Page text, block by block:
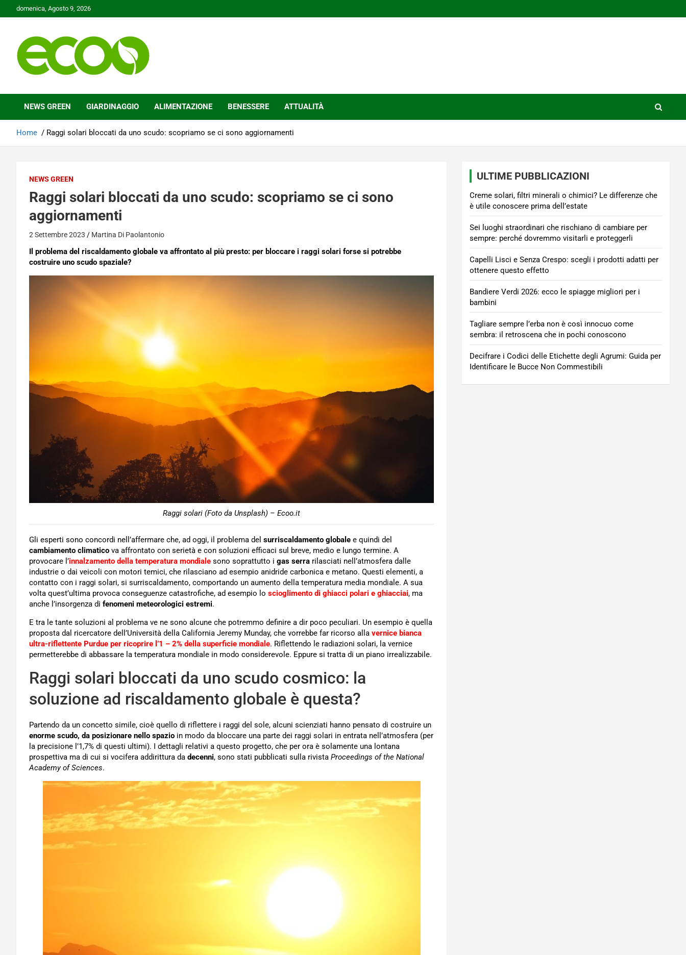
to
domenica, Agosto 9, 2026
Ecoo.it
NEWS GREEN GIARDINAGGIO ALIMENTAZIONE BENESSERE ATTUALITÀ
Home Raggi solari bloccati da uno scudo: scopriamo se ci sono aggiornamenti
NEWS GREEN
Raggi solari bloccati da uno scudo: scopriamo se ci sono
aggiornamenti
2 Settembre 2023 Martina Di Paolantonio
Il problema del riscaldamento globale va affrontato al più presto: per bloccare i raggi solari forse si potrebbe
costruire uno scudo spaziale?
Raggi solari (Foto da Unsplash) – Ecoo.it
Gli esperti sono concordi nell’affermare che, ad oggi, il problema del surriscaldamento globale e quindi del
cambiamento climatico va affrontato con serietà e con soluzioni efficaci sul breve, medio e lungo termine. A
provocare l’innalzamento della temperatura mondiale sono soprattutto i gas serra rilasciati nell’atmosfera dalle
industrie o dai veicoli con motori temici, che rilasciano ad esempio anidride carbonica e metano. Questi elementi, a
contatto con i raggi solari, si surriscaldamento, comportando un aumento della temperatura media mondiale. A sua
volta quest’ultima provoca conseguenze catastrofiche, ad esempio lo scioglimento di ghiacci polari e ghiacciai, ma
anche l’insorgenza di fenomeni meteorologici estremi.
E tra le tante soluzioni al problema ve ne sono alcune che potremmo definire a dir poco peculiari. Un esempio è quella
proposta dal ricercatore dell’Università della California Jeremy Munday, che vorrebbe far ricorso alla vernice bianca
ultra-riflettente Purdue per ricoprire l’1 – 2% della superficie mondiale. Riflettendo le radiazioni solari, la vernice
permetterebbe di abbassare la temperatura mondiale in modo considerevole. Eppure si tratta di un piano irrealizzabile.
Raggi solari bloccati da uno scudo cosmico: la
soluzione ad riscaldamento globale è questa?
Partendo da un concetto simile, cioè quello di riflettere i raggi del sole, alcuni scienziati hanno pensato di costruire un
enorme scudo, da posizionare nello spazio in modo da bloccare una parte dei raggi solari in entrata nell’atmosfera (per
la precisione l’1,7% di questi ultimi). I dettagli relativi a questo progetto, che per ora è solamente una lontana
prospettiva ma di cui si vocifera addirittura da decenni, sono stati pubblicati sulla rivista Proceedings of the National
Academy of Sciences.
ULTIME PUBBLICAZIONI
Creme solari, filtri minerali o chimici? Le differenze che
è utile conoscere prima dell’estate
Sei luoghi straordinari che rischiano di cambiare per
sempre: perché dovremmo visitarli e proteggerli
Capelli Lisci e Senza Crespo: scegli i prodotti adatti per
ottenere questo effetto
Bandiere Verdi 2026: ecco le spiagge migliori per i
bambini
Tagliare sempre l’erba non è così innocuo come
sembra: il retroscena che in pochi conoscono
Decifrare i Codici delle Etichette degli Agrumi: Guida per
Identificare le Bucce Non Commestibili